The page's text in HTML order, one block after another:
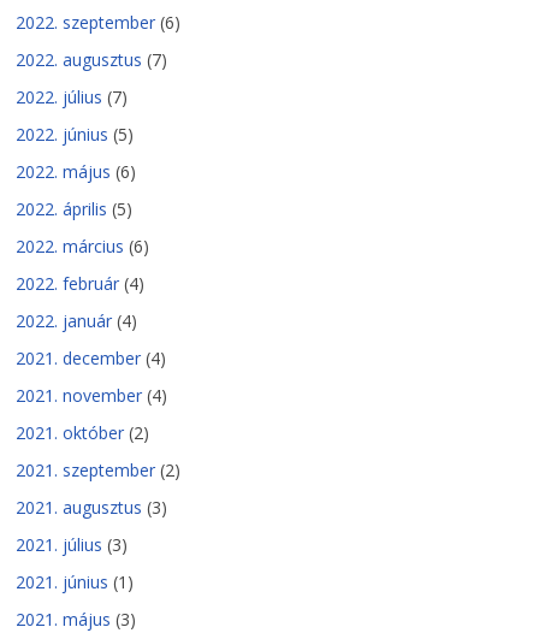
2022. szeptember (6)
2022. augusztus (7)
2022. július (7)
2022. június (5)
2022. május (6)
2022. április (5)
2022. március (6)
2022. február (4)
2022. január (4)
2021. december (4)
2021. november (4)
2021. október (2)
2021. szeptember (2)
2021. augusztus (3)
2021. július (3)
2021. június (1)
2021. május (3)